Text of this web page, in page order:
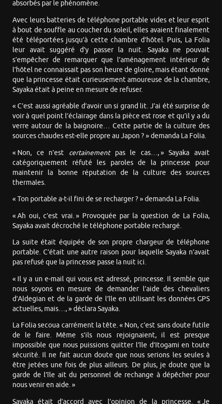
absorbés par le phénomène.
Avec leurs batteries de téléphone portable vides et leur esprit
à bout de souffle au coucher du soleil, elles avaient finalement
été téléportées jusqu’à cette chambre d’hôtel. Puis, La Folia
leur avait suggéré d’y passer la nuit. Sayaka ne pouvait
s’empêcher de remarquer que l’aménagement intérieur de
l’hôtel ne connaissait pas son heure de gloire, mais étant donné
que la princesse était curieusement amoureuse de la chambre,
Sayaka était à peine en mesure de refuser.
« C’est aussi agréable d’avoir un si grand lit. J’ai été surprise de
voir à quel point l’éclairage dans la pièce est rose et qu’il y a du
verre autour de la baignoire… Cette partie de la culture des
sources chaudes est-elle propre au Japon ? » demanda La Folia.
« Non, ce n’est certainementpas le cas…, » Sayaka avait
catégoriquement réfuté les paroles de la princesse pour
maintenir la bonne réputation de la culture des sources
thermales.
« Ton portable a-t-il fini de se recharger ? » demanda La Folia.
« Ah oui, c’est vrai. » Provoquée par la question de La Folia,
Sayaka avait décroché le téléphone portable rechargé.
La suite était équipée de son propre chargeur de téléphone
portable. C’était une autre raison pour laquelle Sayaka n’avait
pas refusé que la princesse passe la nuit ici.
« Il y a un e-mail qui vous est adressé, princesse. Il semble que
nous soyons en mesure de demander l’aide des chevaliers
d’Aldegian et de la garde de l’île en utilisant les données GPS
actuelles, mais…, » déclara Sayaka.
La Folia secoua carrément la tête. « Non, c’est sans doute futile
de le faire. Même s’ils nous rejoignaient, il est presque
impossible que nous puissions quitter l’île d’Itogami en toute
sécurité. Il ne fait aucun doute que nous serions les seules à
être jetées une fois de plus ailleurs. De plus, je doute que la
garde de l’île ait du personnel de rechange à dépêcher pour
nous venir en aide. »
Sayaka était d’accord avec l’opinion de la princesse. « Je